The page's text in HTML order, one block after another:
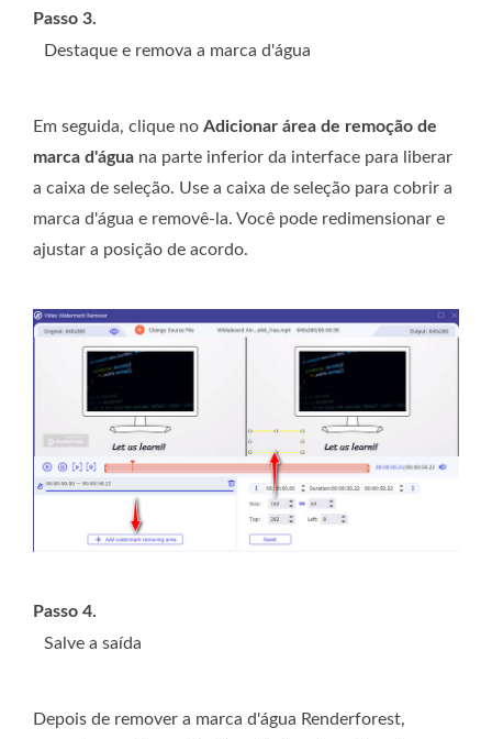
Passo 3.
Destaque e remova a marca d'água
Em seguida, clique no Adicionar área de remoção de
marca d'água na parte inferior da interface para liberar
a caixa de seleção. Use a caixa de seleção para cobrir a
marca d'água e removê-la. Você pode redimensionar e
ajustar a posição de acordo.
Passo 4.
Salve a saída
Depois de remover a marca d'água Renderforest,